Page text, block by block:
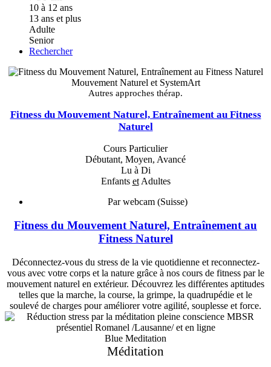
10 à 12 ans
13 ans et plus
Adulte
Senior
Rechercher
Mouvement Naturel et SystemArt
Autres approches thérap.
Fitness du Mouvement Naturel, Entraînement au Fitness
Naturel
Cours Particulier
Débutant, Moyen, Avancé
Lu à Di
Enfants etAdultes
Par webcam (Suisse)
Fitness du Mouvement Naturel, Entraînement au
Fitness Naturel
Déconnectez-vous du stress de la vie quotidienne et reconnectez-
vous avec votre corps et la nature grâce à nos cours de fitness par le
mouvement naturel en extérieur. Découvrez les différentes aptitudes
telles que la marche, la course, la grimpe, la quadrupédie et le
soulevé de charges pour améliorer votre agilité, souplesse et force.
Blue Meditation
Méditation